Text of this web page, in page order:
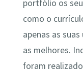
portfólio os
como o
apenas as
as melhores.
foram